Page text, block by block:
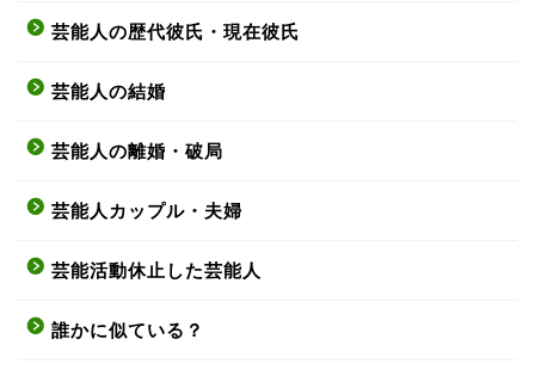
芸能人の歴代彼氏・現在彼氏
芸能人の結婚
芸能人の離婚・破局
芸能人カップル・夫婦
芸能活動休止した芸能人
誰かに似ている？